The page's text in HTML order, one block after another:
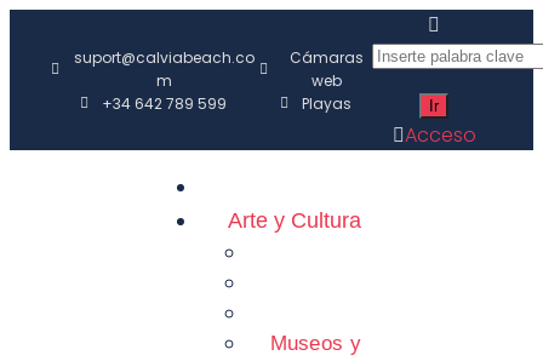
suport@calviabeach.co
m
+34 642 789 599
Cámaras
web
Playas
Acceso
Arte y Cultura
Museos y